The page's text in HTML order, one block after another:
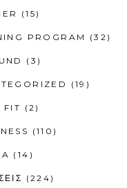
(15)
PROGRAM (32)
(3)
(19)
FIT (2)
(110)
(14)
(224)